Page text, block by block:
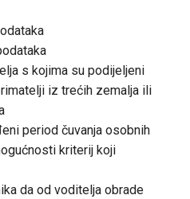
s kojima su podijeljeni
iz trećih zemalja ili
period čuvanja osobnih
kriterij koji
da od voditelja obrade